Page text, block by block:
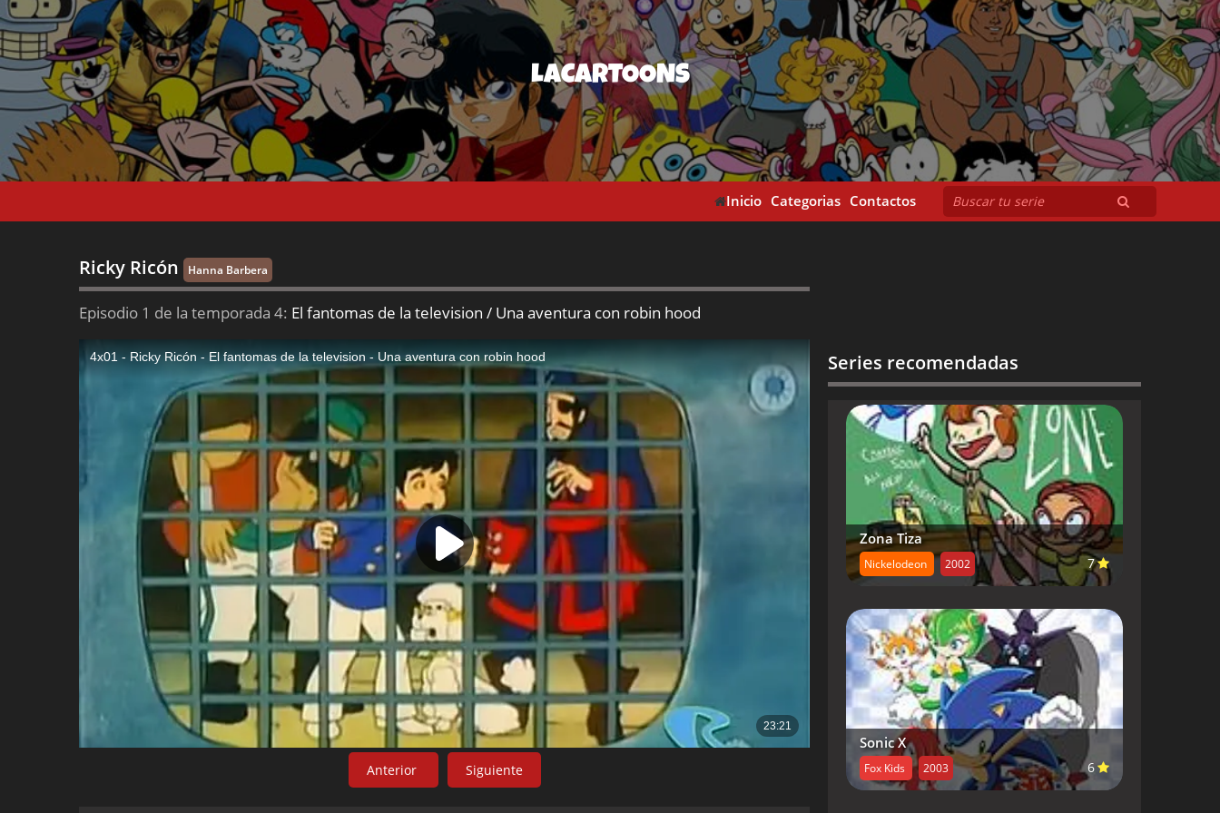
LACARTOONS
Inicio Categorias Contactos
Ricky Ricón Hanna Barbera
Episodio 1 de la temporada 4: El fantomas de la television / Una aventura con robin hood
Anterior Siguiente
Series recomendadas
Zona Tiza
Nickelodeon 2002 7
Sonic X
Fox Kids 2003 6